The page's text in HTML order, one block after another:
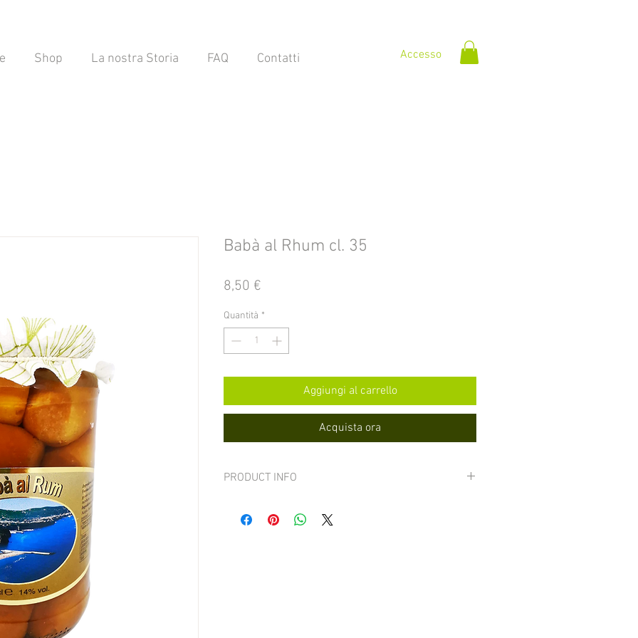
Shop La nostra Storia FAQ Contatti Accesso
Babà al Rhum cl. 35
8,50 €
Quantità *
Aggiungi al carrello
Acquista ora
PRODUCT INFO